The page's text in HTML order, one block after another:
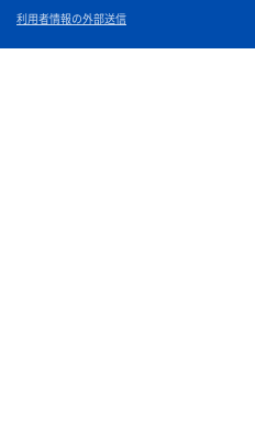
利用者情報の外部送信